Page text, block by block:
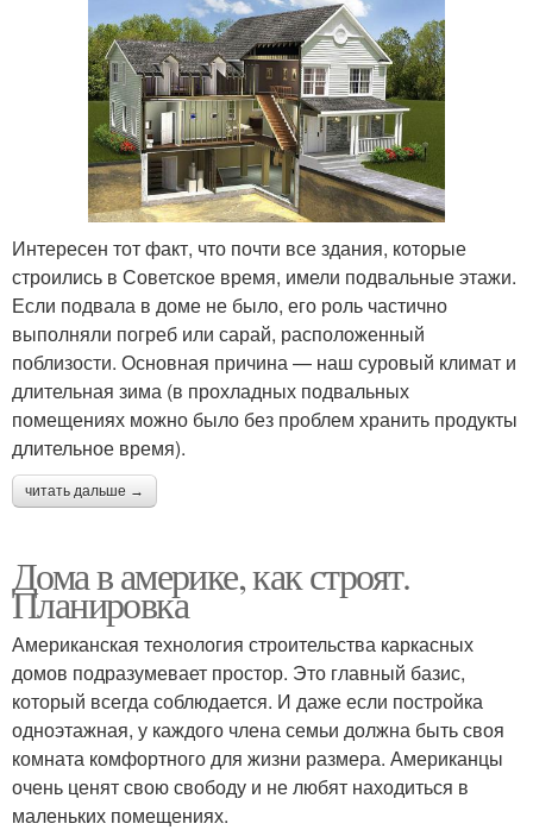
Интересен тот факт, что почти все здания, которые
строились в Советское время, имели подвальные этажи.
Если подвала в доме не было, его роль частично
выполняли погреб или сарай, расположенный
поблизости. Основная причина — наш суровый климат и
длительная зима (в прохладных подвальных
помещениях можно было без проблем хранить продукты
длительное время).
читать дальше →
Дома в америке, как строят.
Планировка
Американская технология строительства каркасных
домов подразумевает простор. Это главный базис,
который всегда соблюдается. И даже если постройка
одноэтажная, у каждого члена семьи должна быть своя
комната комфортного для жизни размера. Американцы
очень ценят свою свободу и не любят находиться в
маленьких помещениях.